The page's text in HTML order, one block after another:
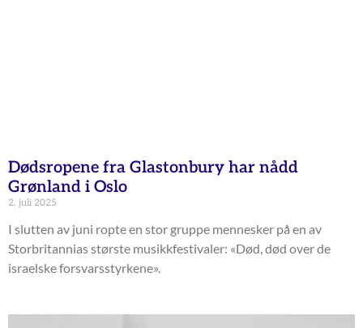
Dødsropene fra Glastonbury har nådd
Grønland i Oslo
2. juli 2025
I slutten av juni ropte en stor gruppe mennesker på en av
Storbritannias største musikkfestivaler: «Død, død over de
israelske forsvarsstyrkene».